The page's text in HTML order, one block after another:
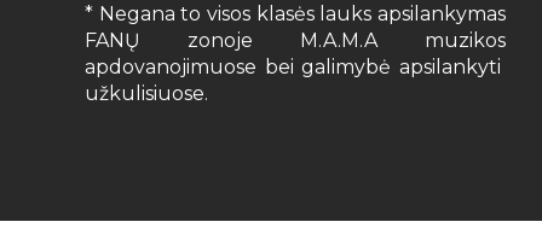
* Negana to visos klasės lauks apsilankymas
FANŲ zonoje M.A.M.A muzikos
apdovanojimuose bei galimybė apsilankyti
užkulisiuose.